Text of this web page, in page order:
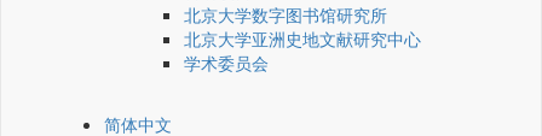
北京大学数字图书馆研究所
北京大学亚洲史地文献研究中心
学术委员会
简体中文